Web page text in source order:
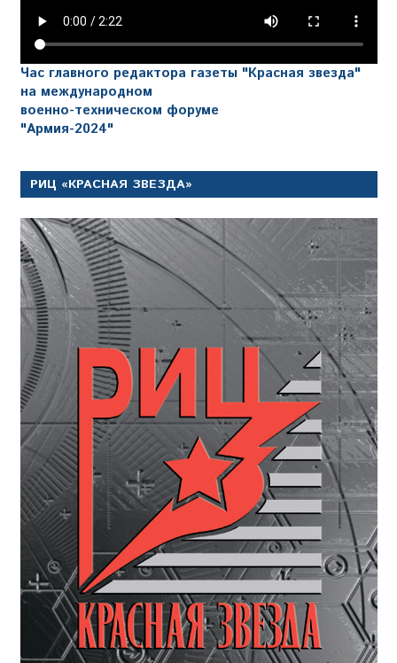
Час главного редактора газеты "Красная звезда"
на международном
военно-техническом форуме
"Армия-2024"
РИЦ «КРАСНАЯ ЗВЕЗДА»